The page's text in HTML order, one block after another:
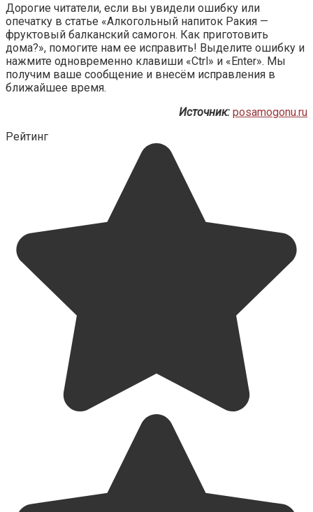
Дорогие читатели, если вы увидели ошибку или
опечатку в статье «Алкогольный напиток Ракия —
фруктовый балканский самогон. Как приготовить
дома?», помогите нам ее исправить! Выделите ошибку и
нажмите одновременно клавиши «Ctrl» и «Enter». Мы
получим ваше сообщение и внесём исправления в
ближайшее время.
Источник: posamogonu.ru
Рейтинг